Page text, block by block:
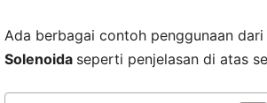
Ada berbagai contoh penggunaan dari
Solenoida seperti penjelasan di atas